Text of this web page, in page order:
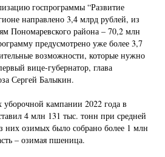
госпрограммы “Развитие
направлено 3,4 млрд рублей, из
Пономаревского района – 70,2 млн
предусмотрено уже более 3,7
возможности, которые нужно
вице-губернатор, глава
Сергей Балыкин.
кампании 2022 года в
4 млн 131 тыс. тонн при средней
них озимых было собрано более 1 млн
– озимая пшеница.